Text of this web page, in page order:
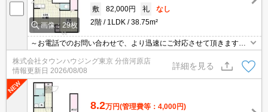
画像：29枚
敷
82,000円 礼
なし
2階
1LDK 38.75m²
～お電話でのお問い合わせで、より迅速にご対応させて頂きます～
株式会社タウンハウジング東京 分倍河原店
情報更新日 2026/08/08
詳細を見る
8.2万円(管理費等：4,000円)